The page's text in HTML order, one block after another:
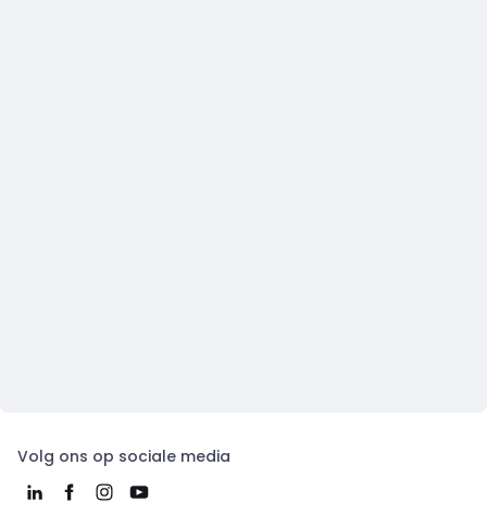
Volg ons op sociale media